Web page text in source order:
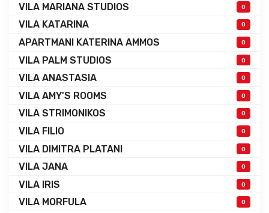
VILA MARIANA STUDIOS 0
VILA KATARINA 0
APARTMANI KATERINA AMMOS 0
VILA PALM STUDIOS 0
VILA ANASTASIA 0
VILA AMY'S ROOMS 0
VILA STRIMONIKOS 0
VILA FILIO 0
VILA DIMITRA PLATANI 0
VILA JANA 0
VILA IRIS 0
VILA MORFULA 0